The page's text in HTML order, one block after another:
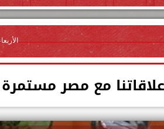
الأربعاء، 25
مع مصر